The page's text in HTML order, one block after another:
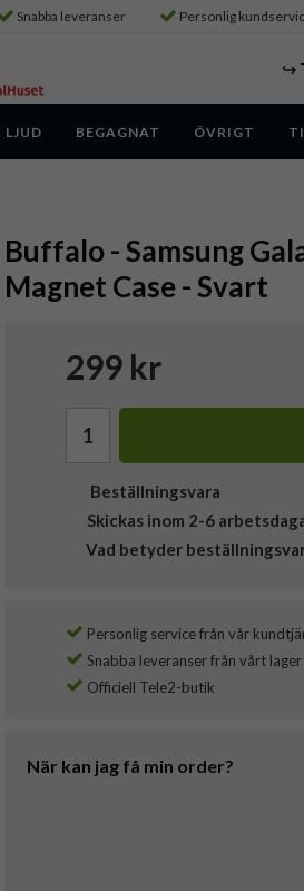
Snabba leveranser Personlig
↪️
LJUD BEGAGNAT ÖVRIGT
Buffalo - Samsung
Magnet Case - Svart
299 kr
Beställningsvara
Skickas inom 2-6
Vad betyder
Personlig service från vår
Snabba leveranser från vårt lager
Officiell Tele2-butik
När kan jag få min order?